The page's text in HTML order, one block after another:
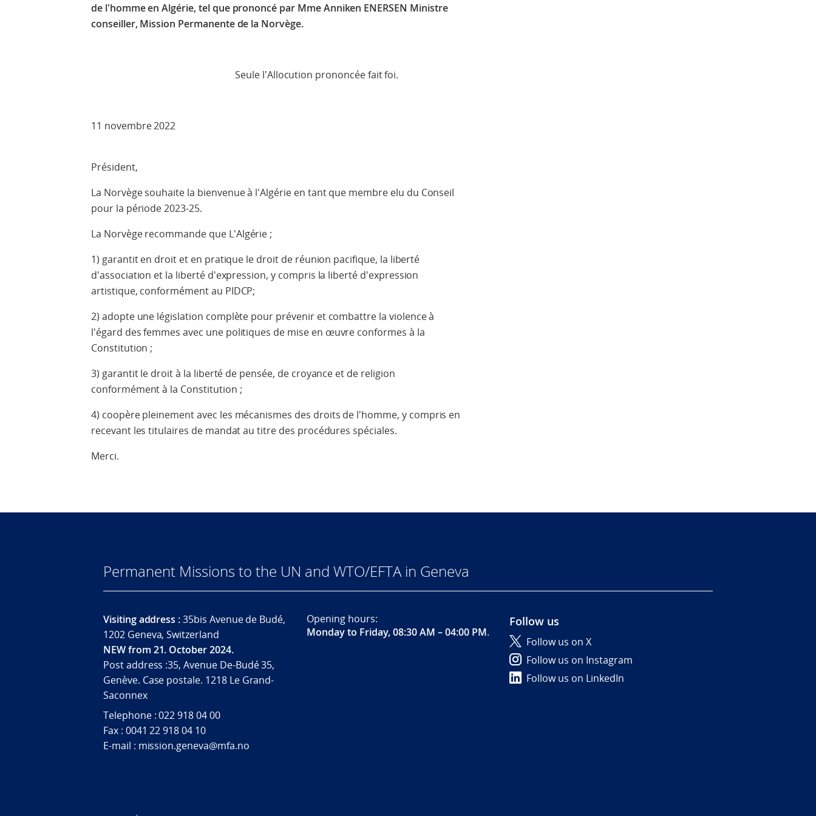
de l'homme en Algérie, tel que prononcé par Mme Anniken ENERSEN Ministre
conseiller, Mission Permanente de la Norvège.
Seule l'Allocution prononcée fait foi.
11 novembre 2022
Président,
La Norvège souhaite la bienvenue à l'Algérie en tant que membre elu du Conseil
pour la période 2023-25.
La Norvège recommande que L'Algérie ;
1) garantit en droit et en pratique le droit de réunion pacifique, la liberté
d'association et la liberté d'expression, y compris la liberté d'expression
artistique, conformément au PIDCP;
2) adopte une législation complète pour prévenir et combattre la violence à
l'égard des femmes avec une politiques de mise en œuvre conformes à la
Constitution ;
3) garantit le droit à la liberté de pensée, de croyance et de religion
conformément à la Constitution ;
4) coopère pleinement avec les mécanismes des droits de l'homme, y compris en
recevant les titulaires de mandat au titre des procédures spéciales.
Merci.
Permanent Missions to the UN and WTO/EFTA in Geneva
Visiting address :35bis Avenue de Budé,
1202 Geneva, Switzerland
NEW from 21. October 2024.
Post address :35, Avenue De-Budé 35,
Genève. Case postale. 1218 Le Grand-
Saconnex
Telephone : 022 918 04 00
Fax : 0041 22 918 04 10
E-mail : mission.geneva@mfa.no
Opening hours:
Monday to Friday, 08:30 AM – 04:00 PM.
Follow us
Follow us on X
Follow us on Instagram
Follow us on LinkedIn